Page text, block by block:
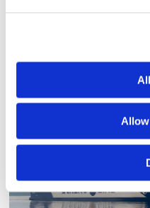
Tallink
pressade